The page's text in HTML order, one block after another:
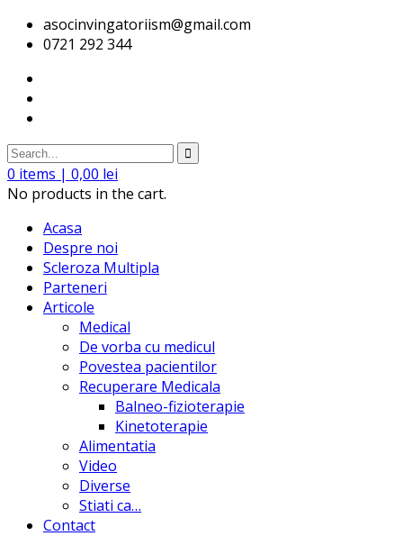
asocinvingatoriism@gmail.com
0721 292 344
0 items | 0,00 lei
No products in the cart.
Acasa
Despre noi
Scleroza Multipla
Parteneri
Articole
Medical
De vorba cu medicul
Povestea pacientilor
Recuperare Medicala
Balneo-fizioterapie
Kinetoterapie
Alimentatia
Video
Diverse
Stiati ca…
Contact